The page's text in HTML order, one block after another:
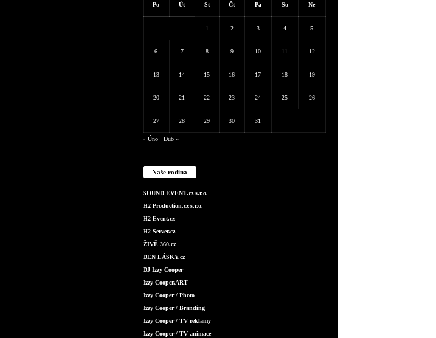
Po Út St Čt Pá So Ne
1 2 3 4 5
6 7 8 9 10 11 12
13 14 15 16 17 18 19
20 21 22 23 24 25 26
27 28 29 30 31
« Úno Dub »
Naše rodina
SOUND EVENT.cz s.r.o.
H2 Production.cz s.r.o.
H2 Event.cz
H2 Server.cz
ŽIVĚ 360.cz
DEN LÁSKY.cz
DJ Izzy Cooper
Izzy Cooper.ART
Izzy Cooper / Photo
Izzy Cooper / Branding
Izzy Cooper / TV reklamy
Izzy Cooper / TV animace